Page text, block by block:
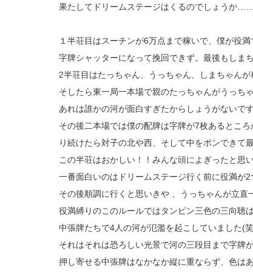
果たしてドリームステージはくるのでしょうか……
１半荘目はスーチンが6万点まで稼いで、僕が役
字牌シャッターになって挽回できず。最後もしま
2半荘目はたっちゃん、うっちゃん、しまちゃんが
そしたら東一局一本場で親のたっちゃんがうっち
あれは誰かの河が面白すぎたからしょうがないで
その後二本場では僕の配牌は字牌が7枚あるとこ
り続けたら対子の北や西、そして中をポンできて
この半荘はおかしい！！みんな頭によぎったと思い
一番面白いのはドリームステージ行く前に役満が
その後順調に行くと思いきや 、うっちゃんが立直
役満縛りのこのルールではタンピン三色の三向聴
中張牌たちで4人の河が氾濫を起こしていました(
それはそれは恐ろしい光景で河の三段目まで字牌
押し寄せる中張牌はなかなか縦に重ならず、色は